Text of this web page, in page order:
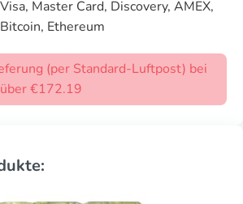
Visa, Master Card, Discovery, AMEX,
Bitcoin, Ethereum
(per Standard-Luftpost) bei
€172.19